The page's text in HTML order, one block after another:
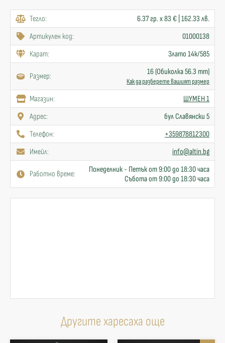
Тегло:
6.37 гр. x 83 € | 162.33 лв.
Артикулен код:
01000138
Карат:
Злато 14к/585
Размер: 16 (Обиколка 56.3 mm)
Как да разберете вашият размер
Mагазин:
ШУМЕН 1
Адрес:
бул Славянски 5
Телефон:
+359878812300
Имейл:
info@altin.bg
Работно време:
Понеделник - Петък от 9:00 до 18:30 часа
Събота от 9:00 до 18:30 часа
Другите харесаха още